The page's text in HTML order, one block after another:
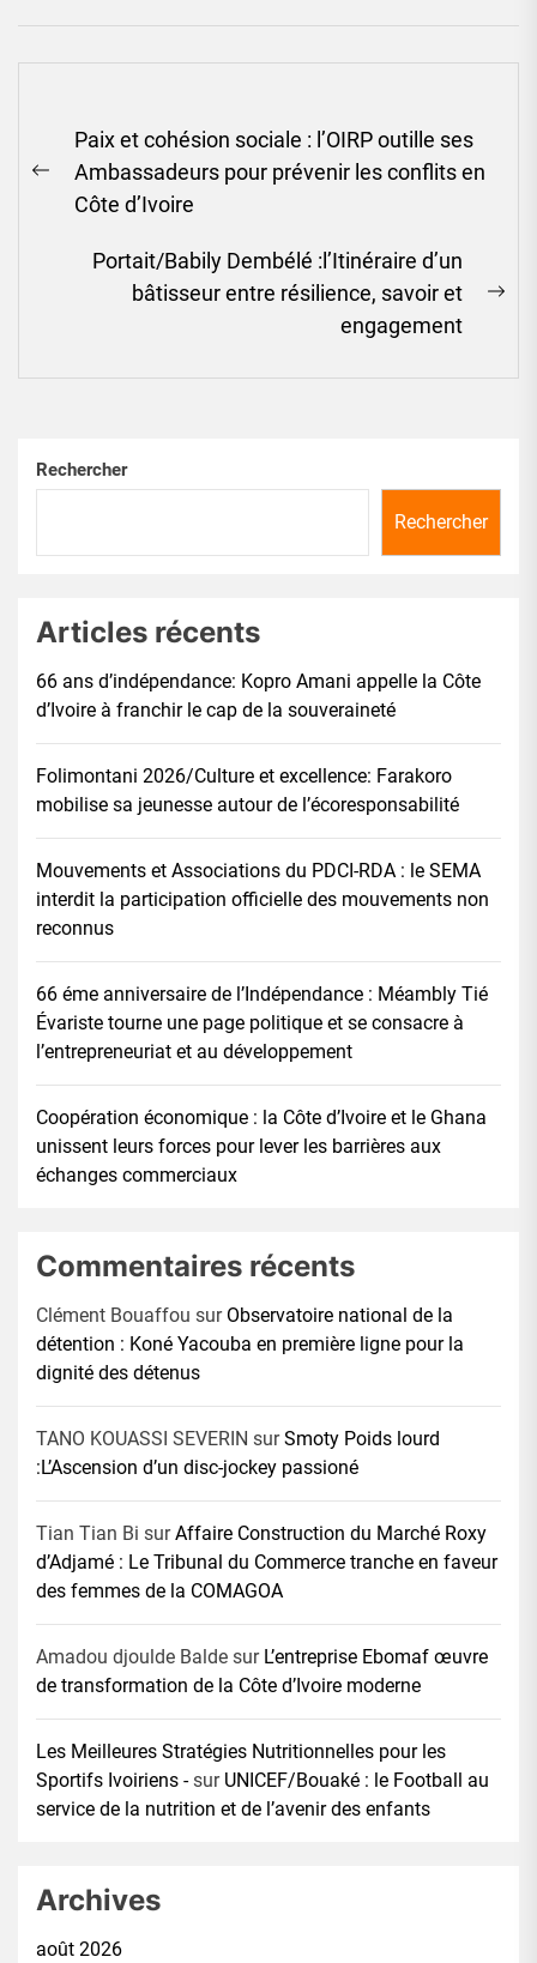
de
l’article
Previous
Paix et cohésion sociale : l’OIRP outille ses
Ambassadeurs pour prévenir les conflits en
Côte d’Ivoire
Portait/Babily Dembélé :l’Itinéraire d’un
bâtisseur entre résilience, savoir et
engagement
Rechercher
Rechercher
Articles récents
66 ans d’indépendance: Kopro Amani appelle la Côte
d’Ivoire à franchir le cap de la souveraineté
Folimontani 2026/Culture et excellence: Farakoro
mobilise sa jeunesse autour de l’écoresponsabilité
Mouvements et Associations du PDCI-RDA : le SEMA
interdit la participation officielle des mouvements non
reconnus
66 éme anniversaire de l’Indépendance : Méambly Tié
Évariste tourne une page politique et se consacre à
l’entrepreneuriat et au développement
Coopération économique : la Côte d’Ivoire et le Ghana
unissent leurs forces pour lever les barrières aux
échanges commerciaux
Commentaires récents
Clément Bouaffou sur Observatoire national de la
détention : Koné Yacouba en première ligne pour la
dignité des détenus
TANO KOUASSI SEVERIN surSmoty Poids lourd
:L’Ascension d’un disc-jockey passioné
Tian Tian Bi surAffaire Construction du Marché Roxy
d’Adjamé : Le Tribunal du Commerce tranche en faveur
des femmes de la COMAGOA
Amadou djoulde Balde sur L’entreprise Ebomaf œuvre
de transformation de la Côte d’Ivoire moderne
Les Meilleures Stratégies Nutritionnelles pour les
Sportifs Ivoiriens -sur UNICEF/Bouaké : le Football au
service de la nutrition et de l’avenir des enfants
Archives
août 2026